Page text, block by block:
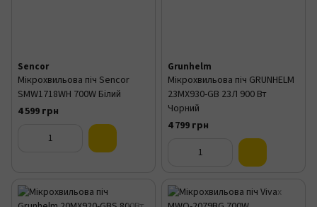
Sencor
Мікрохвильова піч Sencor
SMW1718WH 700W Білий
4 599 грн
Grunhelm
Мікрохвильова піч GRUNHELM
23MX930-GB 23Л 900 Вт
Чорний
4 799 грн